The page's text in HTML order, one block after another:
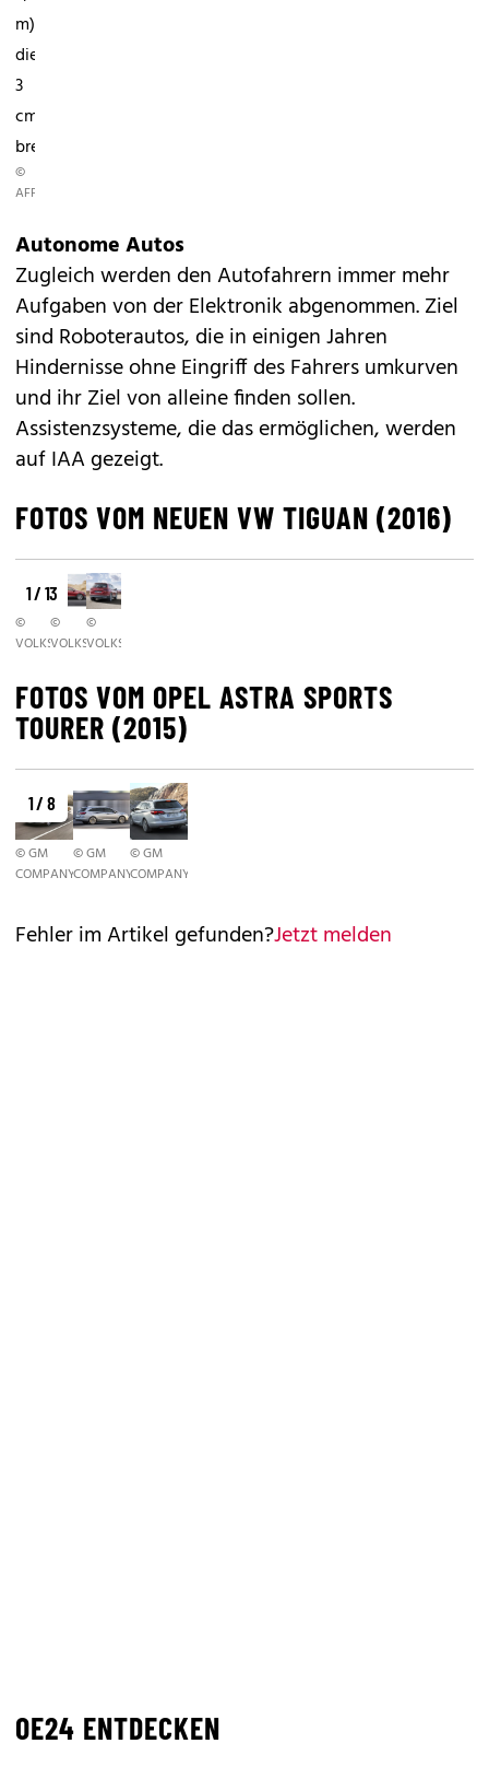
m),
die
3
cm
breitere...
©
AFP
Autonome Autos
Zugleich werden den Autofahrern immer mehr
Aufgaben von der Elektronik abgenommen. Ziel
sind Roboterautos, die in einigen Jahren
Hindernisse ohne Eingriff des Fahrers umkurven
und ihr Ziel von alleine finden sollen.
Assistenzsysteme, die das ermöglichen, werden
auf IAA gezeigt.
FOTOS VOM NEUEN VW TIGUAN (2016)
1 / 13
©
VOLKSWAGEN
©
VOLKSWAGEN
©
VOLKSWAGEN
FOTOS VOM OPEL ASTRA SPORTS
TOURER (2015)
1 / 8
© GM
COMPANY
© GM
COMPANY
© GM
COMPANY
Fehler im Artikel gefunden?Jetzt melden
OE24 ENTDECKEN